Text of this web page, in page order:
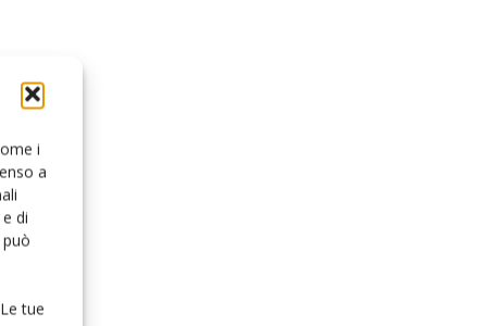
i
a
di
tue